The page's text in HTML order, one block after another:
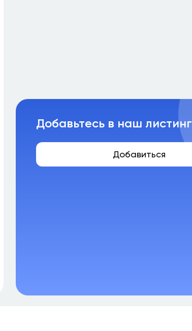
Добавьтесь в наш листинг
Добавиться